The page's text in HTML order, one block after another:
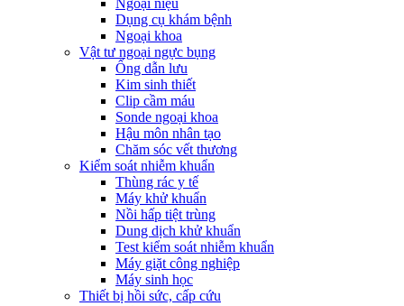
Ngoại niệu
Dụng cụ khám bệnh
Ngoại khoa
Vật tư ngoại ngực bụng
Ống dẫn lưu
Kim sinh thiết
Clip cầm máu
Sonde ngoại khoa
Hậu môn nhân tạo
Chăm sóc vết thương
Kiểm soát nhiễm khuẩn
Thùng rác y tế
Máy khử khuẩn
Nồi hấp tiệt trùng
Dung dịch khử khuẩn
Test kiểm soát nhiễm khuẩn
Máy giặt công nghiệp
Máy sinh học
Thiết bị hồi sức, cấp cứu